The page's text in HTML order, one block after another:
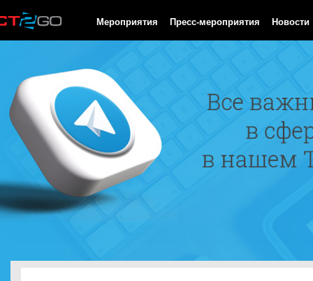
Мероприятия Пресс-мероприятия Новости